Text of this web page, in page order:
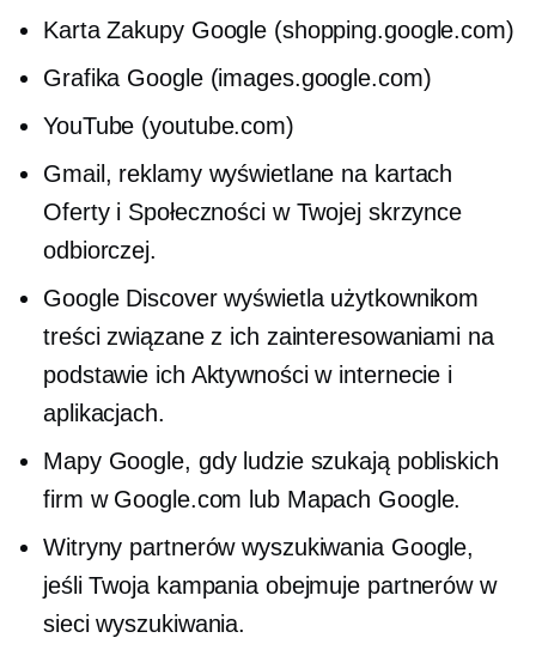
Karta Zakupy Google (shopping.google.com)
Grafika Google (images.google.com)
YouTube (youtube.com)
Gmail, reklamy wyświetlane na kartach
Oferty i Społeczności w Twojej skrzynce
odbiorczej.
Google Discover wyświetla użytkownikom
treści związane z ich zainteresowaniami na
podstawie ich Aktywności w internecie i
aplikacjach.
Mapy Google, gdy ludzie szukają pobliskich
firm w Google.com lub Mapach Google.
Witryny partnerów wyszukiwania Google,
jeśli Twoja kampania obejmuje partnerów w
sieci wyszukiwania.